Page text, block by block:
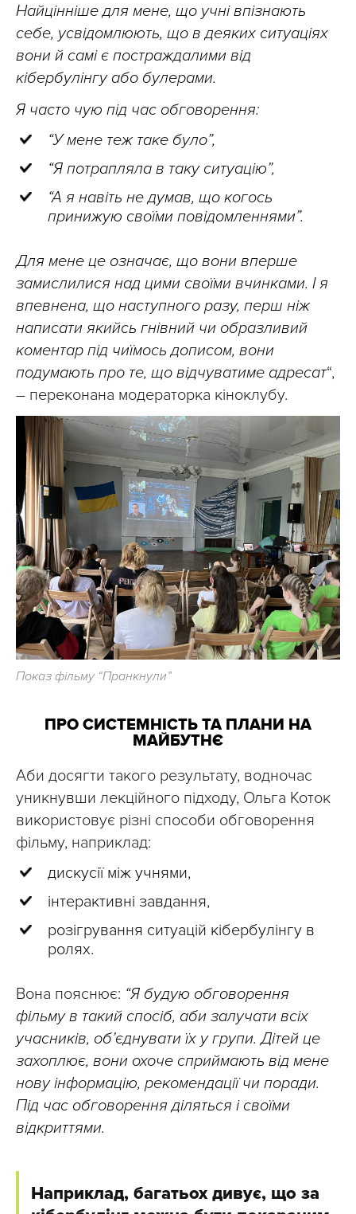
Найцінніше для мене, що учні впізнають
себе, усвідомлюють, що в деяких ситуаціях
вони й самі є постраждалими від
кібербулінгу або булерами.
Я часто чую під час обговорення:
“У мене теж таке було”,
“Я потрапляла в таку ситуацію”,
“А я навіть не думав, що когось
принижую своїми повідомленнями”.
Для мене це означає, що вони вперше
замислилися над цими своїми вчинками. І я
впевнена, що наступного разу, перш ніж
написати якийсь гнівний чи образливий
коментар під чиїмось дописом, вони
подумають про те, що відчуватиме адресат“,
– переконана модераторка кіноклубу.
Показ фільму “Пранкнули”
ПРО СИСТЕМНІСТЬ ТА ПЛАНИ НА
МАЙБУТНЄ
Аби досягти такого результату, водночас
уникнувши лекційного підходу, Ольга Коток
використовує різні способи обговорення
фільму, наприклад:
дискусії між учнями,
інтерактивні завдання,
розігрування ситуацій кібербулінгу в
ролях.
Вона пояснює: “Я будую обговорення
фільму в такий спосіб, аби залучати всіх
учасників, обʼєднувати їх у групи. Дітей це
захоплює, вони охоче сприймають від мене
нову інформацію, рекомендації чи поради.
Під час обговорення діляться і своїми
відкриттями.
Наприклад, багатьох дивує, що за